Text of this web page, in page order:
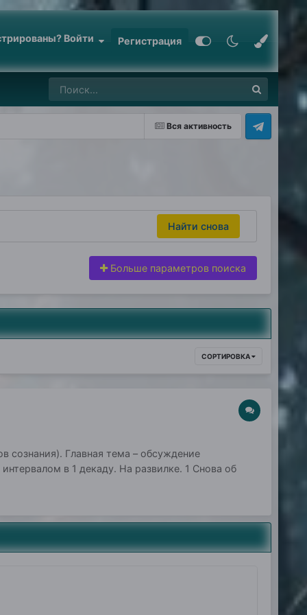
Войти Регистрация
Вся активность
Найти снова
Больше параметров поиска
СОРТИРОВКА
сознания). Главная тема – обсуждение
в 1 декаду. На развилке. 1 Снова об